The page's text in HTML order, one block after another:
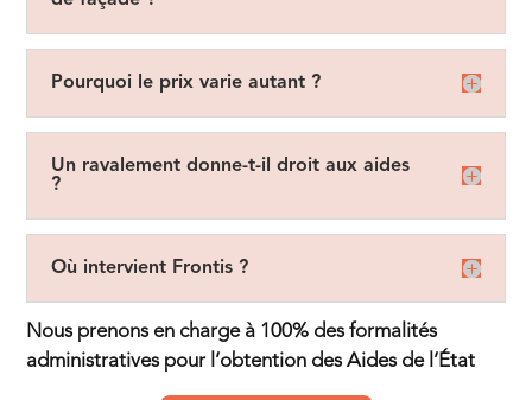
Pourquoi le prix varie autant ?
Un ravalement donne-t-il droit aux aides
?
Où intervient Frontis ?
Nous prenons en charge à 100% des formalités
administratives pour l’obtention des Aides de l’État